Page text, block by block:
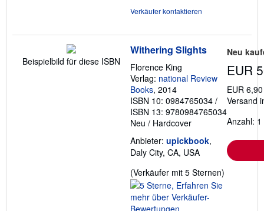
Verkäufer kontaktieren
Beispielbild für diese ISBN
Withering Slights
Florence King
Verlag: national Review
Books, 2014
ISBN 10: 0984765034 /
ISBN 13: 9780984765034
Neu / Hardcover
Anbieter: upickbook,
Daly City, CA, USA
(Verkäufer mit 5 Sternen)
Neu
EUR
EUR
Versand
Anzahl: